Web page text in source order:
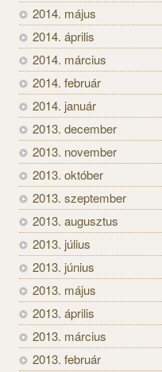
2014. május
2014. április
2014. március
2014. február
2014. január
2013. december
2013. november
2013. október
2013. szeptember
2013. augusztus
2013. július
2013. június
2013. május
2013. április
2013. március
2013. február